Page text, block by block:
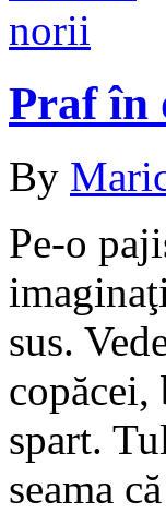
Praf în
By
Pe-o
sus.
spart.
seama